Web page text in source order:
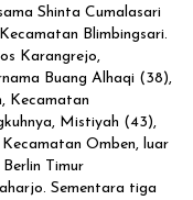
Shinta Cumalasari
Blimbingsari.
Karangrejo,
Buang Alhaqi (38),
Kecamatan
Mistiyah (43),
Omben, luar
Timur
Sementara tiga